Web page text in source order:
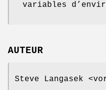
variables
AUTEUR
Steve Langasek